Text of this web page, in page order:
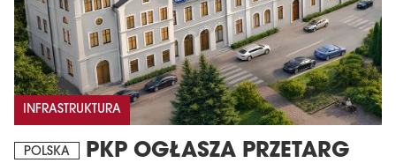
INFRASTRUKTURA
POLSKA
PKP OGŁASZA PRZETARG